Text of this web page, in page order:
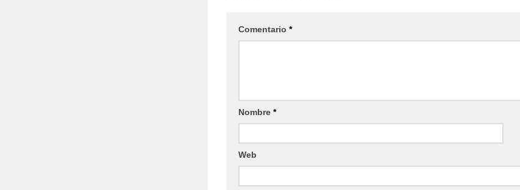
Comentario *
Nombre *
Web